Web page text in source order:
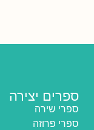
ספרים יצירה
ספרי שירה
ספרי פרוזה